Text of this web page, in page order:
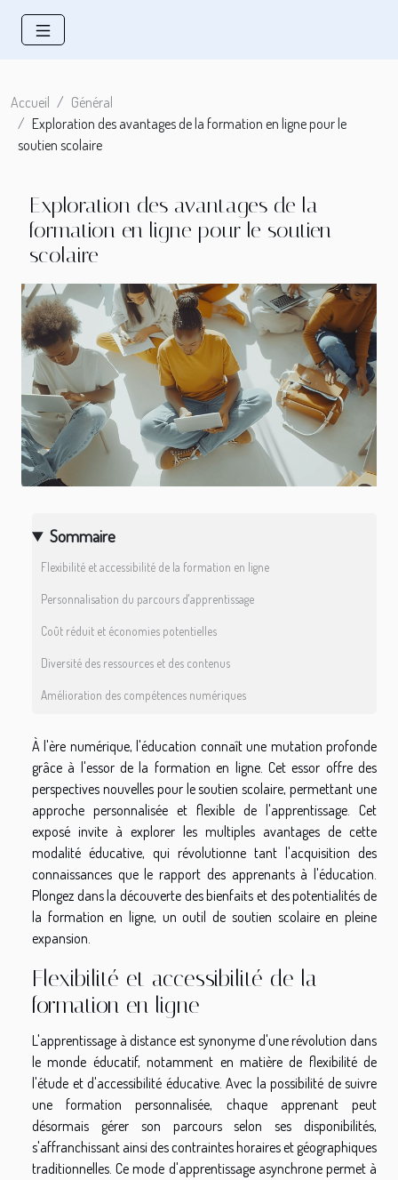
Accueil
Général
Exploration des avantages de la formation en ligne pour le
soutien scolaire
Exploration des avantages de la
formation en ligne pour le soutien
scolaire
Sommaire
Flexibilité et accessibilité de la formation en ligne
Personnalisation du parcours d'apprentissage
Coût réduit et économies potentielles
Diversité des ressources et des contenus
Amélioration des compétences numériques
À l'ère numérique, l'éducation connaît une mutation profonde
grâce à l'essor de la formation en ligne. Cet essor offre des
perspectives nouvelles pour le soutien scolaire, permettant une
approche personnalisée et flexible de l'apprentissage. Cet
exposé invite à explorer les multiples avantages de cette
modalité éducative, qui révolutionne tant l'acquisition des
connaissances que le rapport des apprenants à l'éducation.
Plongez dans la découverte des bienfaits et des potentialités de
la formation en ligne, un outil de soutien scolaire en pleine
expansion.
Flexibilité et accessibilité de la
formation en ligne
L'apprentissage à distance est synonyme d'une révolution dans
le monde éducatif, notamment en matière de flexibilité de
l'étude et d'accessibilité éducative. Avec la possibilité de suivre
une formation personnalisée, chaque apprenant peut
désormais gérer son parcours selon ses disponibilités,
s'affranchissant ainsi des contraintes horaires et géographiques
traditionnelles. Ce mode d'apprentissage asynchrone permet à